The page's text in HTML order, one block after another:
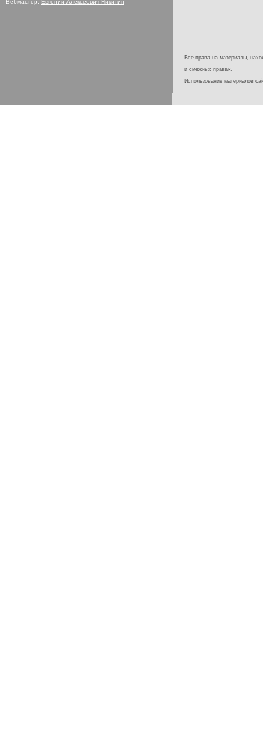
Вебмастер: Евгений Алексеевич Никитин
Все права на материалы,
и смежных правах.
Использование материалов